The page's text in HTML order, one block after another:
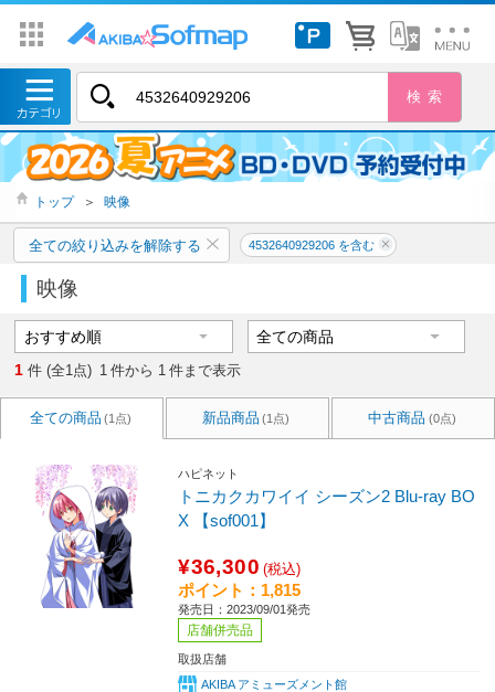
トップ ＞ 映像
全ての絞り込みを解除する 4532640929206 を含む
映像
1 件 (全1点) 1 件から 1 件まで表示
全ての商品 (1点) 新品商品 (1点) 中古商品 (0点)
ハピネット
トニカクカワイイ シーズン2 Blu-ray BO
X 【sof001】
¥36,300 (税込)
ポイント：1,815
発売日：2023/09/01発売
店舗併売品
取扱店舗
AKIBA アミューズメント館